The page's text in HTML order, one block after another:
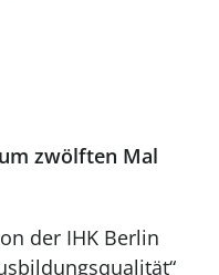
zwölften Mal
der IHK Berlin